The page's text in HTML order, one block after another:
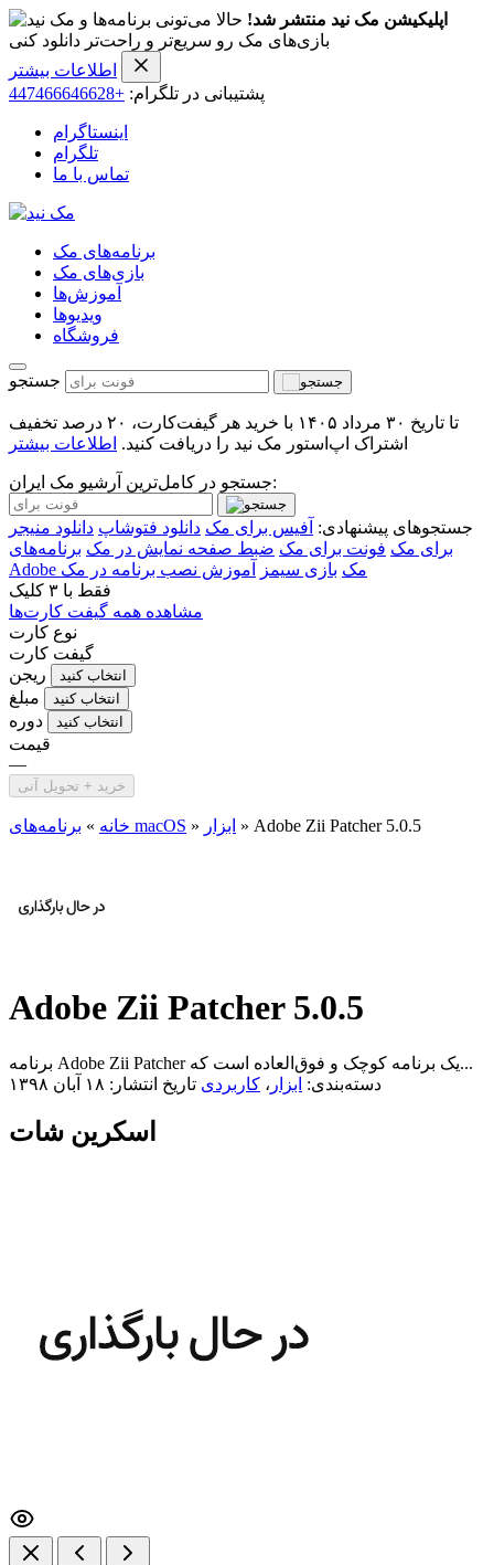
اپلیکیشن مک نید منتشر شد! حالا می‌تونی برنامه‌ها و
بازی‌های مک رو سریع‌تر و راحت‌تر دانلود کنی
اطلاعات بیشتر
پشتیبانی در تلگرام: +447466646628
اینستاگرام
تلگرام
تماس با ما
برنامه‌های مک
بازی‌های مک
آموزش‌ها
ویدیو‌ها
فروشگاه
جستجو
تا تاریخ ۳۰ مرداد ۱۴۰۵ با خرید هر گیفت‌کارت، ۲۰ درصد تخفیف
اشتراک اپ‌استور مک نید را دریافت کنید. اطلاعات بیشتر
جستجو در کامل‌ترین آرشیو مک ایران:
جستجوهای پیشنهادی: آفیس برای مک دانلود فتوشاپ دانلود منیجر
برای مک فونت برای مک ضبط صفحه نمایش در مک برنامه‌های
Adobe مک بازی سیمز
آموزش نصب برنامه در مک
فقط با ۳ کلیک
مشاهده همه گیفت کارت‌ها
نوع کارت
گیفت کارت
ریجن
انتخاب کنید
مبلغ انتخاب کنید
دوره انتخاب کنید
قیمت
—
خرید + تحویل آنی
خانه » برنامه‌های macOS » ابزار » Adobe Zii Patcher 5.0.5
Adobe Zii Patcher 5.0.5
برنامه Adobe Zii Patcher یک برنامه کوچک و فوق‌العاده است که...
دسته‌بندی: ابزار ، کاربردی تاریخ انتشار: ۱۸ آبان ۱۳۹۸
اسکرین شات